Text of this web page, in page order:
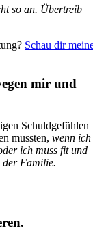
so an. Übertreib
Schau dir
mir und
Schuldgefühlen
mussten,wenn ich
ich muss fit und
der Familie.